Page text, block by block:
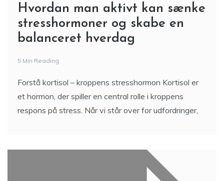
Hvordan man aktivt kan sænke
stresshormoner og skabe en
balanceret hverdag
5 Min Reading
Forstå kortisol – kroppens stresshormon Kortisol er
et hormon, der spiller en central rolle i kroppens
respons på stress. Når vi står over for udfordringer,